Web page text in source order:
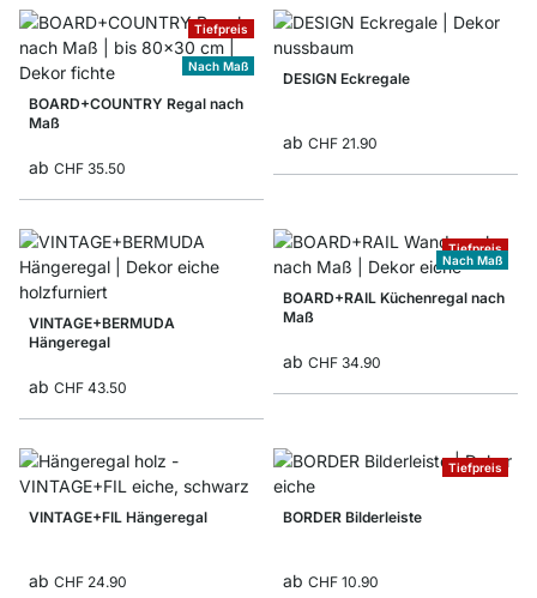
Tiefpreis
Nach Maß
BOARD+COUNTRY Regal nach
Maß
ab CHF 35.50
DESIGN Eckregale
ab CHF 21.90
VINTAGE+BERMUDA
Hängeregal
ab CHF 43.50
Tiefpreis
Nach Maß
BOARD+RAIL Küchenregal nach
Maß
ab CHF 34.90
VINTAGE+FIL Hängeregal
ab CHF 24.90
Tiefpreis
BORDER Bilderleiste
ab CHF 10.90